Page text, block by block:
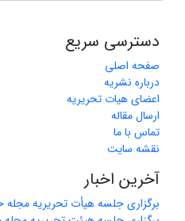
دسترسی سریع
صفحه اصلی
درباره نشریه
اعضای هیات تحریریه
ارسال مقاله
تماس با ما
نقشه سایت
آخرین اخبار
برگزاری جلسه هیأت تحریریه